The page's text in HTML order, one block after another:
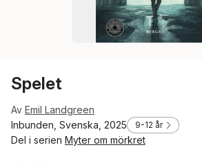
Spelet
Av Emil Landgreen
Inbunden, Svenska, 2025
9-12 år
Del i serien Myter om mörkret